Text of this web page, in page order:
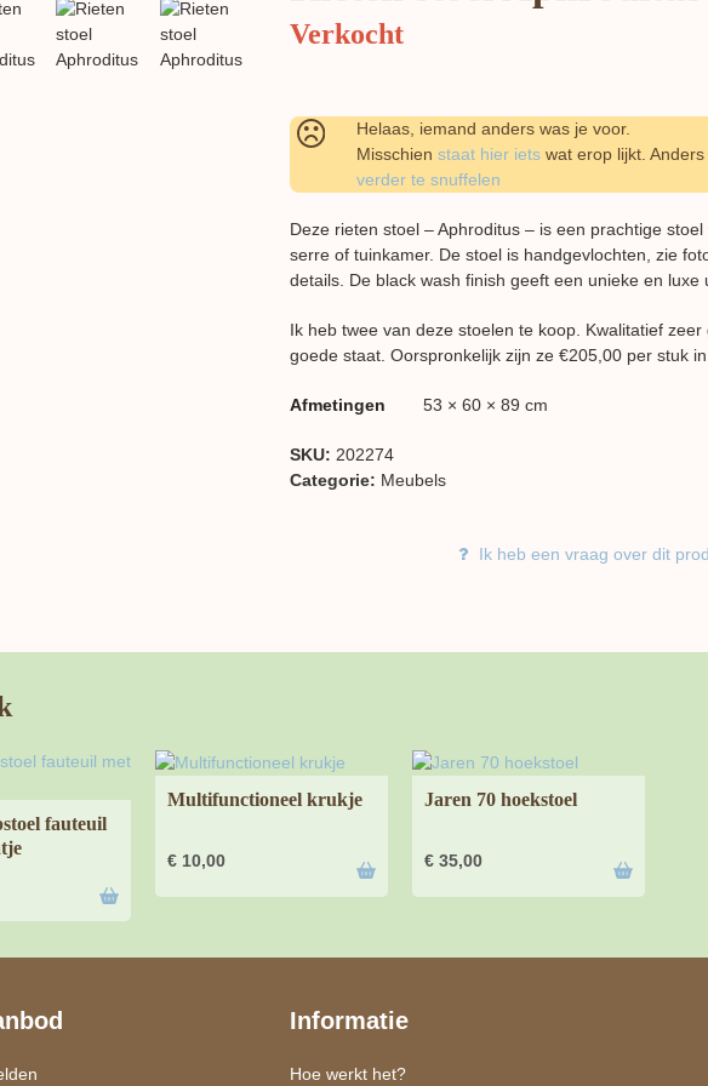
Verkocht
Helaas, iemand anders was je voor.
Misschien staat hier iets wat erop lijkt.
verder te snuffelen
Deze rieten stoel – Aphroditus – is een prachtige
serre of tuinkamer. De stoel is handgevlochten, zie
details. De black wash finish geeft een unieke en luxe
Ik heb twee van deze stoelen te koop. Kwalitatief
goede staat. Oorspronkelijk zijn ze €205,00 per stuk in
Afmetingen 53 × 60 × 89 cm
SKU: 202274
Categorie: Meubels
Ik heb een vraag over dit
fauteuil
Multifunctioneel krukje
€ 10,00
Jaren 70 hoekstoel
€ 35,00
Informatie
Hoe werkt het?